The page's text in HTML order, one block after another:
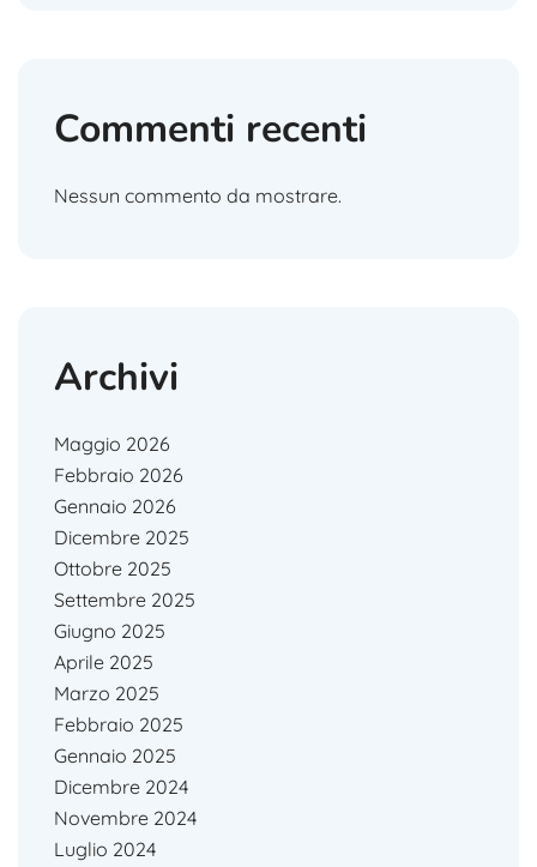
Commenti recenti
Nessun commento da mostrare.
Archivi
Maggio 2026
Febbraio 2026
Gennaio 2026
Dicembre 2025
Ottobre 2025
Settembre 2025
Giugno 2025
Aprile 2025
Marzo 2025
Febbraio 2025
Gennaio 2025
Dicembre 2024
Novembre 2024
Luglio 2024